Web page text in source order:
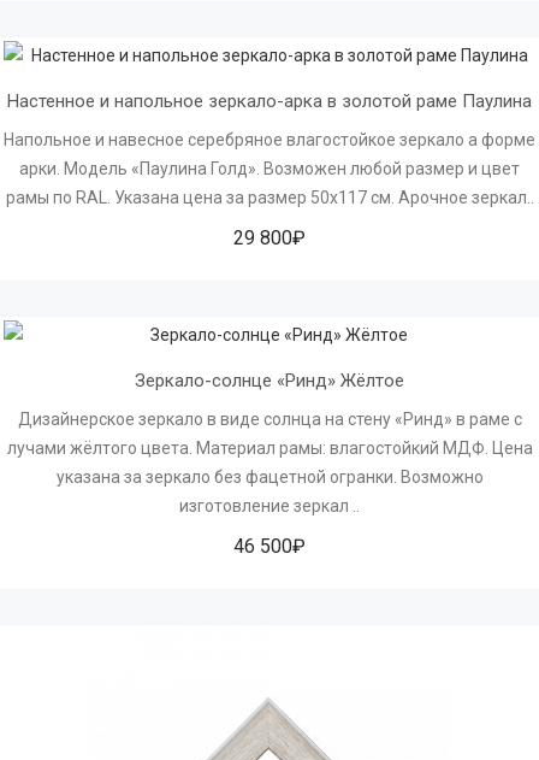
Настенное и напольное зеркало-арка в золотой раме Паулина
Напольное и навесное серебряное влагостойкое зеркало а форме
арки. Модель «Паулина Голд». Возможен любой размер и цвет
рамы по RAL. Указана цена за размер 50х117 см. Арочное зеркал..
29 800₽
Зеркало-солнце «Ринд» Жёлтое
Дизайнерское зеркало в виде солнца на стену «Ринд» в раме с
лучами жёлтого цвета. Материал рамы: влагостойкий МДФ. Цена
указана за зеркало без фацетной огранки. Возможно
изготовление зеркал ..
46 500₽